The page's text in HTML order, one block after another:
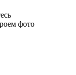
фото